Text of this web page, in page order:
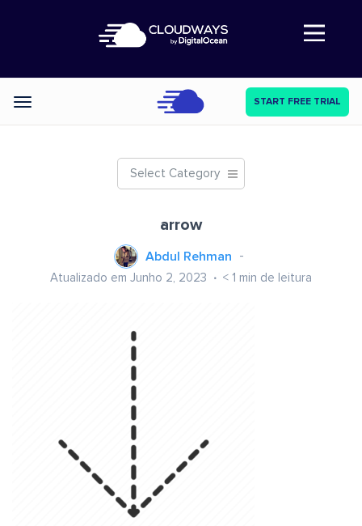
Abre a navegação
Categories START FREE TRIAL
Select Category
arrow
Abdul Rehman
Atualizado em Junho 2, 2023 < 1 min de leitura